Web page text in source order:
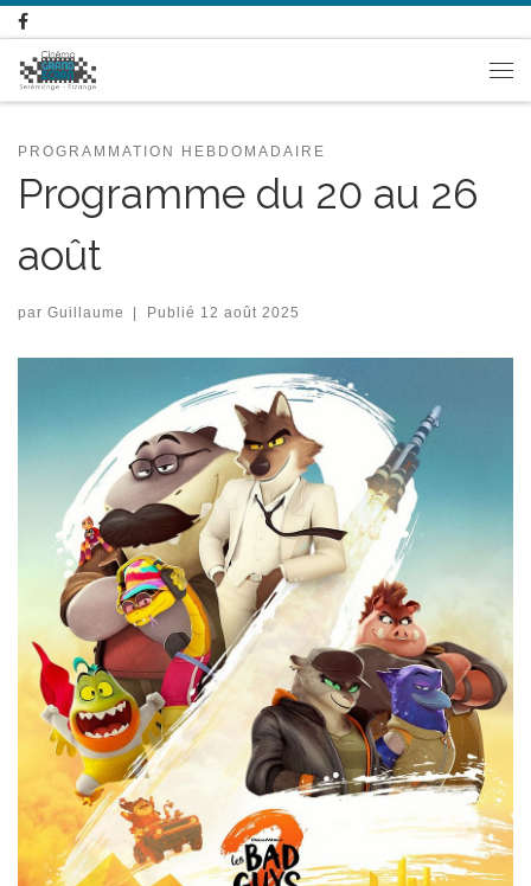
PROGRAMMATION HEBDOMADAIRE
Programme du 20 au 26
août
par Guillaume | Publié 12 août 2025